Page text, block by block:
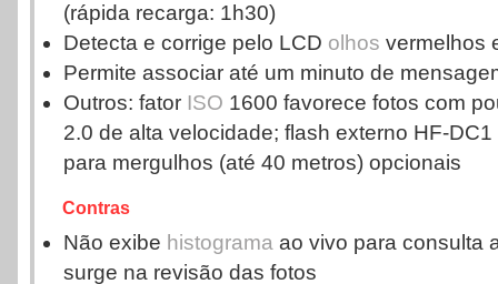
(rápida recarga: 1h30)
Detecta e corrige pelo LCD olhos vermelhos
Permite associar até um minuto de
Outros: fator ISO 1600 favorece fotos com
2.0 de alta velocidade; flash externo HF-
para mergulhos (até 40 metros) opcionais
Contras
Não exibe histograma ao vivo para consulta
surge na revisão das fotos